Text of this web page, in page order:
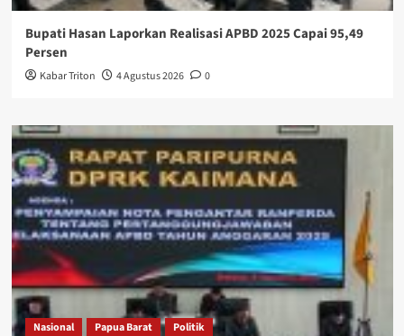
Bupati Hasan Laporkan Realisasi APBD 2025 Capai 95,49
Persen
Kabar Triton 4 Agustus 2026 0
Nasional Papua Barat Politik